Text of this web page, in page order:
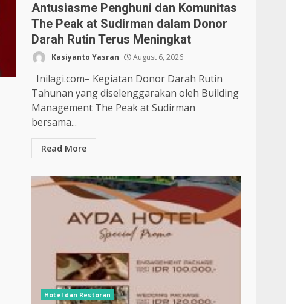
Antusiasme Penghuni dan Komunitas
The Peak at Sudirman dalam Donor
Darah Rutin Terus Meningkat
Kasiyanto Yasran August 6, 2026
Inilagi.com– Kegiatan Donor Darah Rutin
Tahunan yang diselenggarakan oleh Building
Management The Peak at Sudirman
bersama...
Read More
Hotel dan Restoran